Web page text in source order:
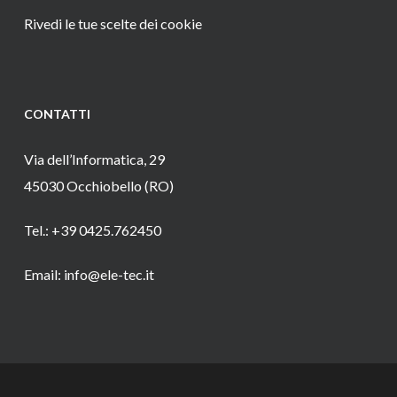
Rivedi le tue scelte dei cookie
CONTATTI
Via dell’Informatica, 29
45030 Occhiobello (RO)
Tel.: +39 0425.762450
Email: info@ele-tec.it